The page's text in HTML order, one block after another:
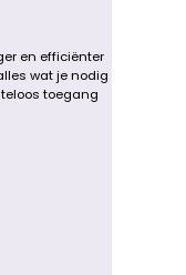
en efficiënter
wat je nodig
toegang